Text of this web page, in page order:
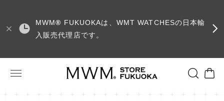
MWM® FUKUOKAは、WMT WATCHESの日本輸
入販売代理店です。